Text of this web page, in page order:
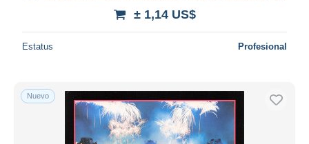
± 1,14 US$
Estatus Profesional
Nuevo